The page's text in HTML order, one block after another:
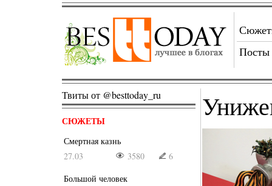
Посты
Твиты от @besttoday_ru
СЮЖЕТЫ
Смертная казнь
27.03
3580
6
Большой человек